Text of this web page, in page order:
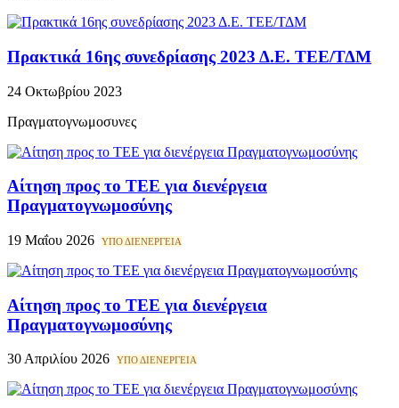
Πρακτικά 16ης συνεδρίασης 2023 Δ.Ε. ΤΕΕ/ΤΔΜ
24 Οκτωβρίου 2023
Πραγματογνωμοσυνες
Αίτηση προς το ΤΕΕ για διενέργεια
Πραγματογνωμοσύνης
19 Μαΐου 2026 ΥΠΟ ΔΙΕΝΕΡΓΕΙΑ
Αίτηση προς το ΤΕΕ για διενέργεια
Πραγματογνωμοσύνης
30 Απριλίου 2026 ΥΠΟ ΔΙΕΝΕΡΓΕΙΑ